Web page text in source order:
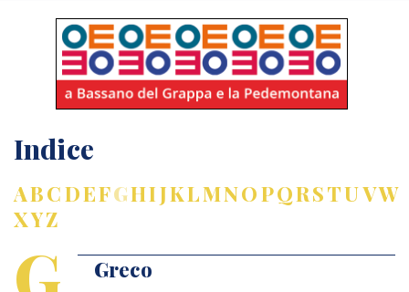
Indice
ABCDEFGHIJKLMNOPQRSTUVW
XYZ
G Greco